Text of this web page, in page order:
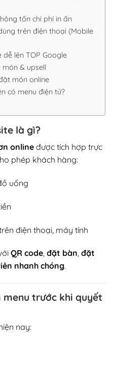
tốn chi phí in ấn
trên điện thoại (Mobile
dễ lên TOP Google
& upsell
món online
có menu điện tử?
là gì?
online được tích hợp trực
phép khách hàng:
uống
điện thoại, máy tính
QR code, đặt bàn, đặt
nhanh chóng.
menu trước khi quyết
nay: